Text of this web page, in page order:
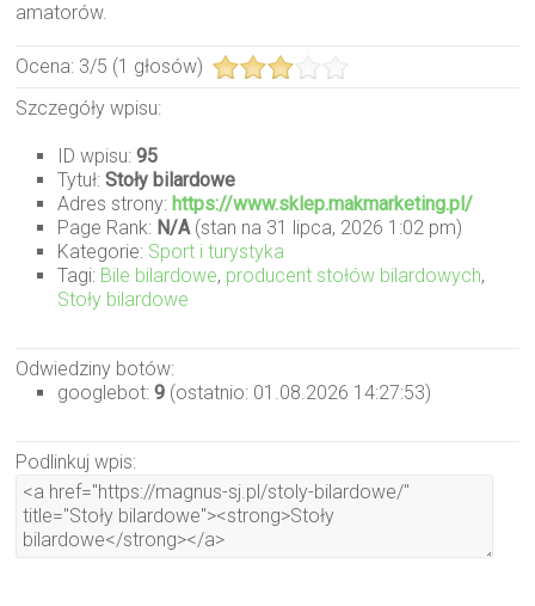
amatorów.
Ocena: 3/5 (1 głosów)
Szczegóły wpisu:
ID wpisu:95
Tytuł:Stoły bilardowe
Adres strony: https://www.sklep.makmarketing.pl/
Page Rank: N/A(stan na 31 lipca, 2026 1:02 pm)
Kategorie: Sport i turystyka
Tagi: Bile bilardowe, producent stołów bilardowych,
Stoły bilardowe
Odwiedziny botów:
googlebot:9 (ostatnio: 01.08.2026 14:27:53)
Podlinkuj wpis: